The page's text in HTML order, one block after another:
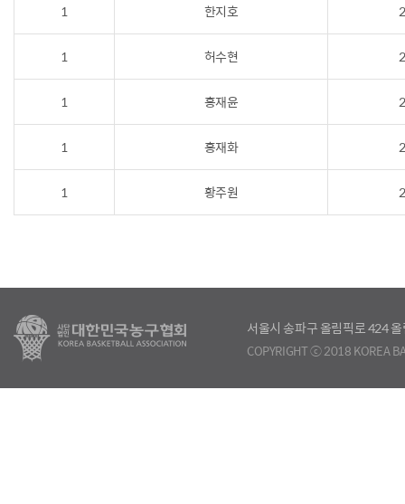
1 한지호
1 허수현
1 홍재윤
1 홍재화
1 황주원
서울시 송파구 올림픽로 424
COPYRIGHT ⓒ 2018 KOREA